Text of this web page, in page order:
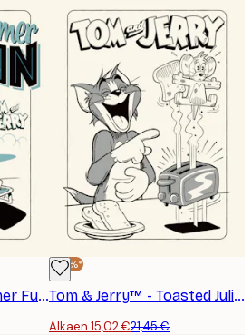
Tom & Jerry™ - Summer Fun Juliste
-30%*
Tom & Jerry™ - Toasted Juliste
Alkaen 15,02 €21,45 €